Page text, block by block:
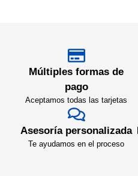
Múltiples formas de
pago
Aceptamos todas las tarjetas
Asesoría personalizada
Te ayudamos en el proceso